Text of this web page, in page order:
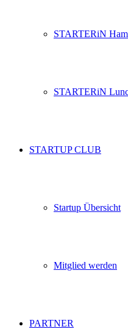
STARTERiN
STARTERiN
STARTUP CLUB
Startup Übersicht
Mitglied werden
PARTNER